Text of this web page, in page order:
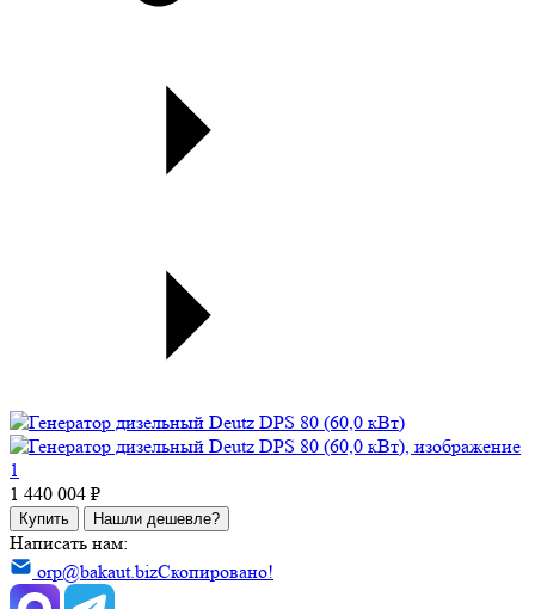
1 440 004 ₽
Купить Нашли дешевле?
Написать нам:
orp@bakaut.bizСкопировано!